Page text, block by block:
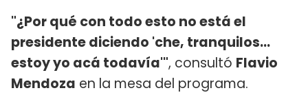
"¿Por qué con todo esto no está el
presidente diciendo 'che, tranquilos...
estoy yo acá todavía'", consultó Flavio
Mendoza en la mesa del programa.